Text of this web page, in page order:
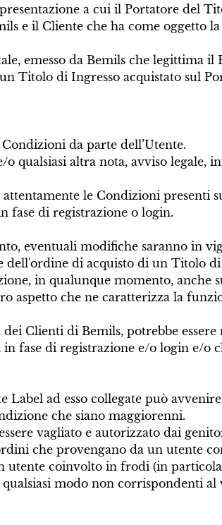
a cui il Portatore del
e il Cliente che ha come oggetto
emesso da Bemils che legittima il
Titolo di Ingresso acquistato sul
da parte dell’Utente.
qualsiasi altra nota, avviso
le Condizioni presenti
fase di registrazione o login.
eventuali modifiche saranno in
dell'ordine di acquisto di un Titolo di
in qualunque momento, anche
aspetto che ne caratterizza la
Clienti di Bemils, potrebbe
fase di registrazione e/o login e/o
Label ad esso collegate può
che siano maggiorenni.
vagliato e autorizzato dai
che provengano da un utente
coinvolto in frodi (in
modo non corrispondenti al